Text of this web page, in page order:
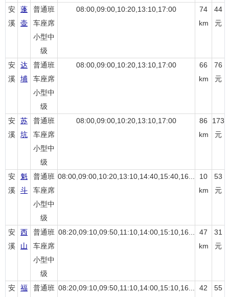
安
溪
蓬
壶
普通班
车座席
小型中
级
08:00,09:00,10:20,13:10,17:00
74
km
44
元
安
溪
达
埔
普通班
车座席
小型中
级
08:00,09:00,10:20,13:10,17:00
66
km
76
元
安
溪
苏
坑
普通班
车座席
小型中
级
08:00,09:00,10:20,13:10,17:00
86
km
173
元
安
溪
魁
斗
普通班
车座席
小型中
级
08:00,09:00,10:20,13:10,14:40,15:40,16...
10
km
53
元
安
溪
西
山
普通班
车座席
小型中
级
08:20,09:10,09:50,11:10,14:00,15:10,16...
47
km
31
元
安
福
普通班 08:20,09:10,09:50,11:10,14:00,15:10,16...
42
55